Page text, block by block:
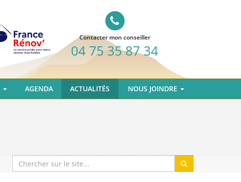
Contacter mon conseiller
04 75 35 87 34
AGENDA ACTUALITÉS NOUS JOINDRE